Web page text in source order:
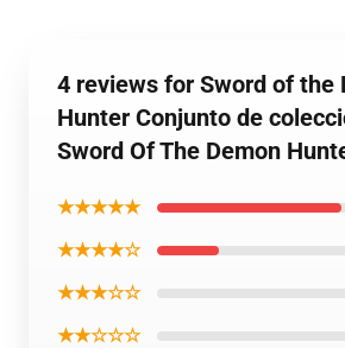
4 reviews for Sword of the
Hunter Conjunto de
Sword Of The Demon
★★★★★
★★★★☆
★★★☆☆
★★☆☆☆